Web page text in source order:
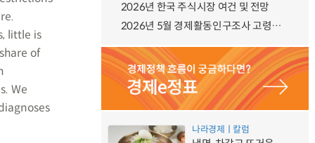
little is
of
We
2026년 한국 주식시장 여건 및 전망
2026년 5월 경제활동인구조사 고령층 부가조사 결과
나라경제ㅣ칼럼